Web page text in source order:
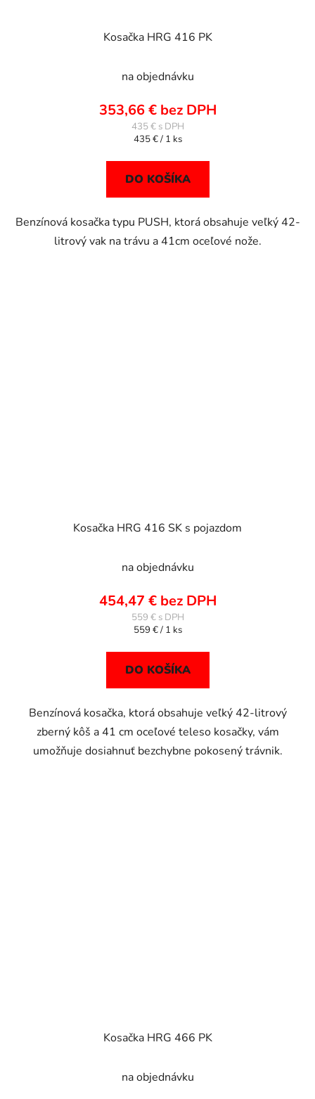
Kosačka HRG 416 PK
na objednávku
353,66 € bez DPH
435 €
Jednotková
435 € / 1 ks
DO KOŠÍKA
Benzínová kosačka typu PUSH, ktorá obsahuje veľký 42-
litrový vak na trávu a 41cm oceľové nože.
Kosačka HRG 416 SK s pojazdom
na objednávku
454,47 € bez DPH
559 €
Jednotková
559 € / 1 ks
DO KOŠÍKA
Benzínová kosačka, ktorá obsahuje veľký 42-litrový
zberný kôš a 41 cm oceľové teleso kosačky, vám
umožňuje dosiahnuť bezchybne pokosený trávnik.
Kosačka HRG 466 PK
na objednávku